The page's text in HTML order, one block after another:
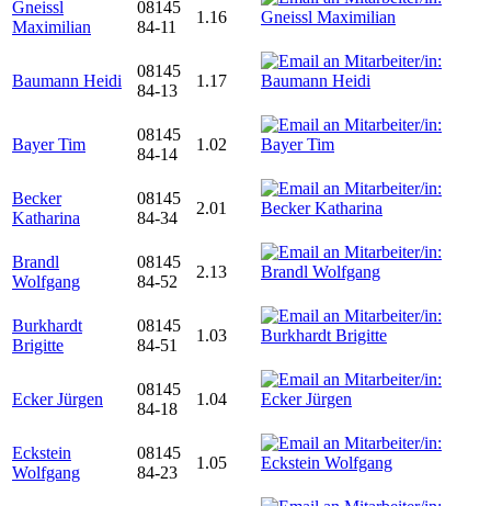
Gneissl
Maximilian
08145
84-11
1.16
Baumann Heidi
08145
84-13
1.17
Bayer Tim
08145
84-14
1.02
Becker
Katharina
08145
84-34
2.01
Brandl
Wolfgang
08145
84-52
2.13
Burkhardt
Brigitte
08145
84-51
1.03
Ecker Jürgen
08145
84-18
1.04
Eckstein
Wolfgang
08145
84-23
1.05